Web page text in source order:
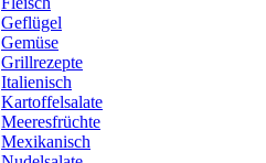
Geflügel
Gemüse
Grillrezepte
Italienisch
Kartoffelsalate
Meeresfrüchte
Mexikanisch